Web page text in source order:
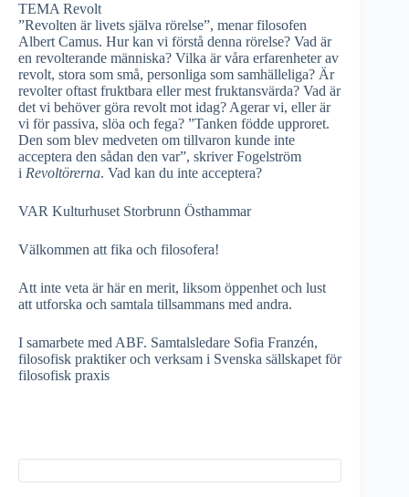
TEMA Revolt
”Revolten är livets själva rörelse”, menar filosofen
Albert Camus. Hur kan vi förstå denna rörelse? Vad är
en revolterande människa? Vilka är våra erfarenheter av
revolt, stora som små, personliga som samhälleliga? Är
revolter oftast fruktbara eller mest fruktansvärda? Vad är
det vi behöver göra revolt mot idag? Agerar vi, eller är
vi för passiva, slöa och fega? ”Tanken födde upproret.
Den som blev medveten om tillvaron kunde inte
acceptera den sådan den var”, skriver Fogelström
i Revoltörerna. Vad kan du inte acceptera?
VAR Kulturhuset Storbrunn Östhammar
Välkommen att fika och filosofera!
Att inte veta är här en merit, liksom öppenhet och lust
att utforska och samtala tillsammans med andra.
I samarbete med ABF. Samtalsledare Sofia Franzén,
filosofisk praktiker och verksam i Svenska sällskapet för
filosofisk praxis